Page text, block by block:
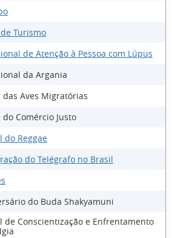
Turismo
de Atenção à Pessoa com Lúpus
da Argania
Aves Migratórias
Comércio Justo
do Reggae
do Telégrafo no Brasil
do Buda Shakyamuni
de Conscientização e Enfrentamento